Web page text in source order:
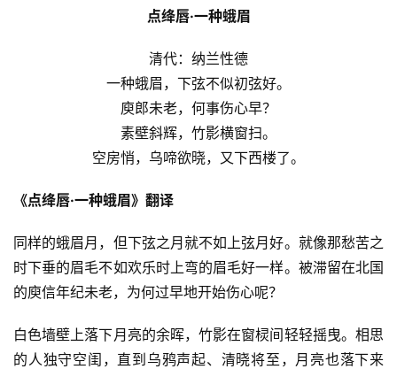
点绛唇·一种蛾眉
清代：纳兰性德
一种蛾眉，下弦不似初弦好。
庾郎未老，何事伤心早？
素壁斜辉，竹影横窗扫。
空房悄，乌啼欲晓，又下西楼了。
《点绛唇·一种蛾眉》翻译
同样的蛾眉月，但下弦之月就不如上弦月好。就像那愁苦之
时下垂的眉毛不如欢乐时上弯的眉毛好一样。被滞留在北国
的庾信年纪未老，为何过早地开始伤心呢？
白色墙壁上落下月亮的余晖，竹影在窗棂间轻轻摇曳。相思
的人独守空闺，直到乌鸦声起、清晓将至，月亮也落下来